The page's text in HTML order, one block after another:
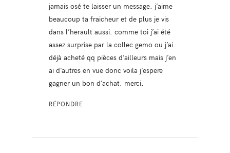
jamais osé te laisser un message. j’aime
beaucoup ta fraicheur et de plus je vis
dans l’herault aussi. comme toi j’ai été
assez surprise par la collec gemo ou j’ai
déjà acheté qq pièces d’ailleurs mais j’en
ai d’autres en vue donc voila j’espere
gagner un bon d’achat. merci.
RÉPONDRE